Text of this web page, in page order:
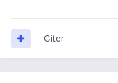
Citer